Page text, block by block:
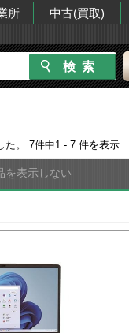
所 中古(買取)
た。 7件中1 - 7 件を表示
を表示しない